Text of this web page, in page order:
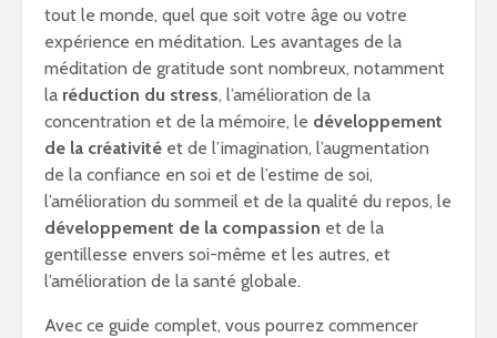
tout le monde, quel que soit votre âge ou votre
expérience en méditation. Les avantages de la
méditation de gratitude sont nombreux, notamment
la réduction du stress, l’amélioration de la
concentration et de la mémoire, le développement
de la créativité et de l’imagination, l’augmentation
de la confiance en soi et de l’estime de soi,
l’amélioration du sommeil et de la qualité du repos, le
développement de la compassion et de la
gentillesse envers soi-même et les autres, et
l’amélioration de la santé globale.
Avec ce guide complet, vous pourrez commencer